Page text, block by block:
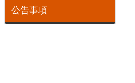
公告事項